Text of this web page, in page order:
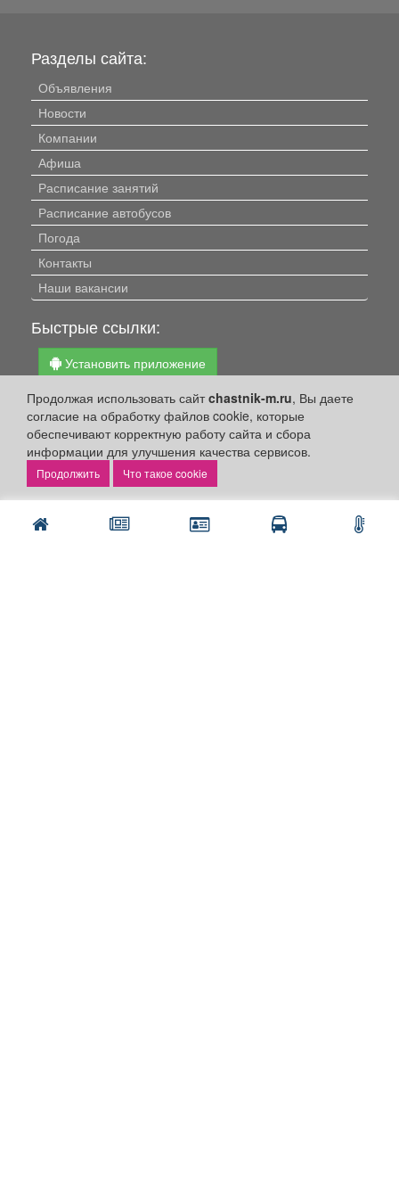
Продолжая использовать сайтchastnik-m.ru, Вы даете
согласие на обработку файлов cookie, которые
обеспечивают корректную работу сайта и сбора
информации для улучшения качества сервисов.
Что такое cookie
Разделы сайта:
Объявления
Новости
Компании
Афиша
Расписание занятий
Расписание автобусов
Погода
Контакты
Наши вакансии
Быстрые ссылки:
Установить приложение
Личный кабинет
Подать объявление
Подать объявление в газету
Поздравить
Рекламодателям: